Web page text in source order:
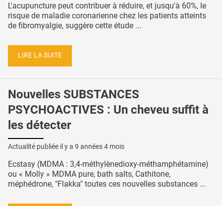
L'acupuncture peut contribuer à réduire, et jusqu'à 60%, le
risque de maladie coronarienne chez les patients atteints
de fibromyalgie, suggère cette étude ...
LIRE LA SUITE
Nouvelles SUBSTANCES
PSYCHOACTIVES : Un cheveu suffit à
les détecter
Actualité publiée il y a 9 années 4 mois
Ecstasy (MDMA : 3,4-méthylènedioxy-méthamphétamine)
ou « Molly » MDMA pure, bath salts, Cathitone,
méphédrone, "Flakka" toutes ces nouvelles substances ...